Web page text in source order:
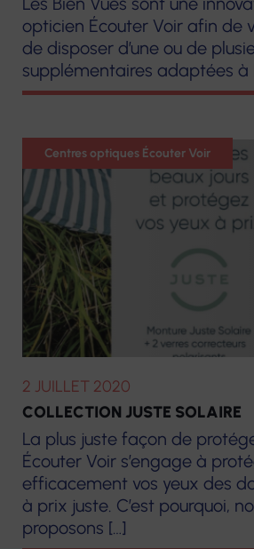
opticien Écouter Voir afin de
de disposer d’une ou de
supplémentaires adaptées à
Optique
2 JUILLET 2020
COLLECTION JUSTE SOLAIRE
La plus juste façon de
Écouter Voir s’engage à
efficacement vos yeux des
à prix juste. C’est pourquoi,
proposons […]
Centres optiques Écouter Voir